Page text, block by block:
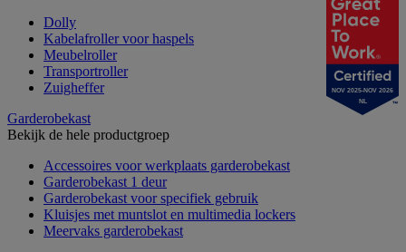
Dolly
Kabelafroller voor haspels
Meubelroller
Transportroller
Zuigheffer
Garderobekast
Bekijk de hele productgroep
Accessoires voor werkplaats garderobekast
Garderobekast 1 deur
Garderobekast voor specifiek gebruik
Kluisjes met muntslot en multimedia lockers
Meervaks garderobekast
NOV 2025-NOV 2026
NL